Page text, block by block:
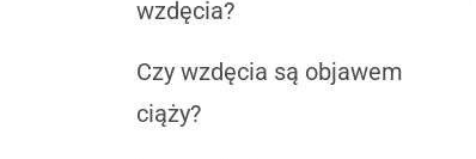
wzdęcia?
Czy wzdęcia są objawem
ciąży?